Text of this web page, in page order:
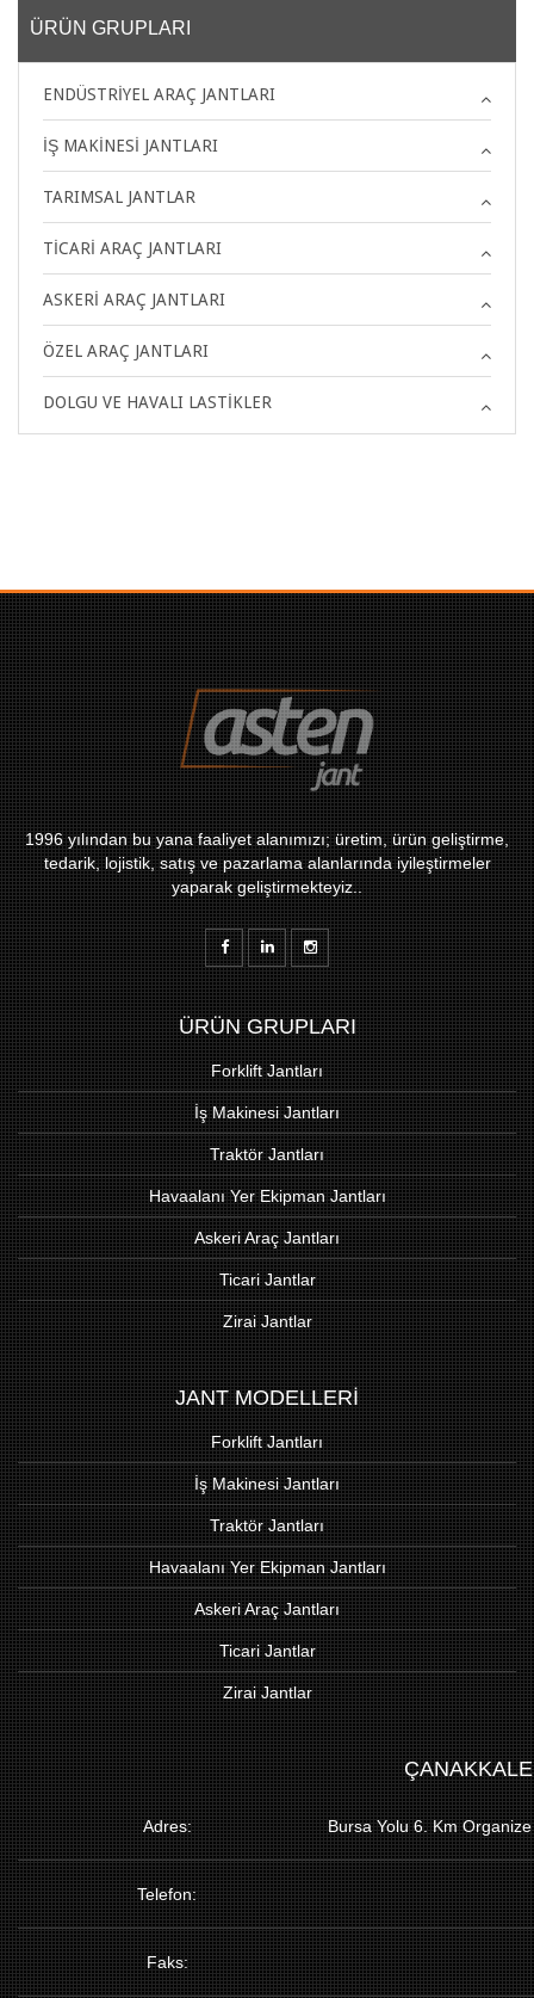
ÜRÜN GRUPLARI
ENDÜSTRIYEL ARAÇ JANTLARI
İŞ MAKINESI JANTLARI
TARIMSAL JANTLAR
TICARI ARAÇ JANTLARI
ASKERI ARAÇ JANTLARI
ÖZEL ARAÇ JANTLARI
DOLGU VE HAVALI LASTIKLER
1996 yılından bu yana faaliyet alanımızı; üretim, ürün geliştirme,
tedarik, lojistik, satış ve pazarlama alanlarında iyileştirmeler
yaparak geliştirmekteyiz..
ÜRÜN GRUPLARI
Forklift Jantları
İş Makinesi Jantları
Traktör Jantları
Havaalanı Yer Ekipman Jantları
Askeri Araç Jantları
Ticari Jantlar
Zirai Jantlar
JANT MODELLERİ
Forklift Jantları
İş Makinesi Jantları
Traktör Jantları
Havaalanı Yer Ekipman Jantları
Askeri Araç Jantları
Ticari Jantlar
Zirai Jantlar
Adres: Bursa Yolu 6. Km
Telefon:
Faks: